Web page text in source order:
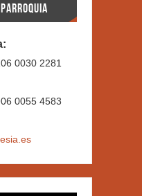
0030 2281
0055 4583